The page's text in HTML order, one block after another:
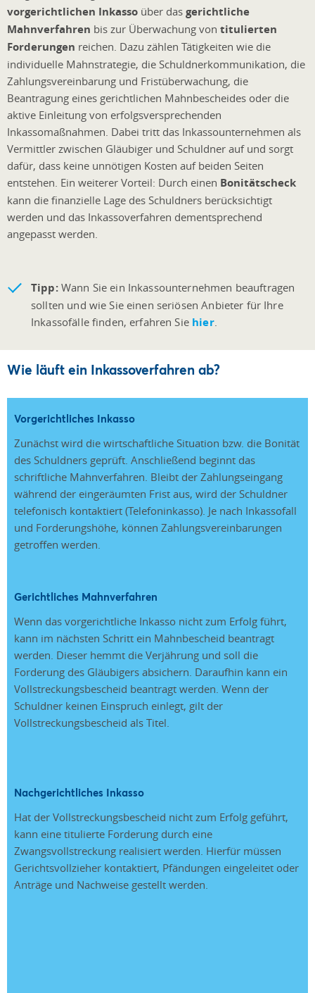
vorgerichtlichen Inkasso über das gerichtliche
Mahnverfahren bis zur Überwachung von titulierten
Forderungen reichen. Dazu zählen Tätigkeiten wie die
individuelle Mahnstrategie, die Schuldnerkommunikation, die
Zahlungsvereinbarung und Fristüberwachung, die
Beantragung eines gerichtlichen Mahnbescheides oder die
aktive Einleitung von erfolgsversprechenden
Inkassomaßnahmen. Dabei tritt das Inkassounternehmen als
Vermittler zwischen Gläubiger und Schuldner auf und sorgt
dafür, dass keine unnötigen Kosten auf beiden Seiten
entstehen. Ein weiterer Vorteil: Durch einen Bonitätscheck
kann die finanzielle Lage des Schuldners berücksichtigt
werden und das Inkassoverfahren dementsprechend
angepasst werden.
Tipp:Wann Sie ein Inkassounternehmen beauftragen
sollten und wie Sie einen seriösen Anbieter für Ihre
Inkassofälle finden, erfahren Sie hier.
Wie läuft ein Inkassoverfahren ab?
Vorgerichtliches Inkasso
Zunächst wird die wirtschaftliche Situation bzw. die Bonität
des Schuldners geprüft. Anschließend beginnt das
schriftliche Mahnverfahren. Bleibt der Zahlungseingang
während der eingeräumten Frist aus, wird der Schuldner
telefonisch kontaktiert (Telefoninkasso). Je nach Inkassofall
und Forderungshöhe, können Zahlungsvereinbarungen
getroffen werden.
Gerichtliches Mahnverfahren
Wenn das vorgerichtliche Inkasso nicht zum Erfolg führt,
kann im nächsten Schritt ein Mahnbescheid beantragt
werden. Dieser hemmt die Verjährung und soll die
Forderung des Gläubigers absichern. Daraufhin kann ein
Vollstreckungsbescheid beantragt werden. Wenn der
Schuldner keinen Einspruch einlegt, gilt der
Vollstreckungsbescheid als Titel.
Nachgerichtliches Inkasso
Hat der Vollstreckungsbescheid nicht zum Erfolg geführt,
kann eine titulierte Forderung durch eine
Zwangsvollstreckung realisiert werden. Hierfür müssen
Gerichtsvollzieher kontaktiert, Pfändungen eingeleitet oder
Anträge und Nachweise gestellt werden.